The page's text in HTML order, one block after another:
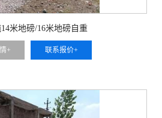
米地磅/16米地磅自重
+ 联系报价+